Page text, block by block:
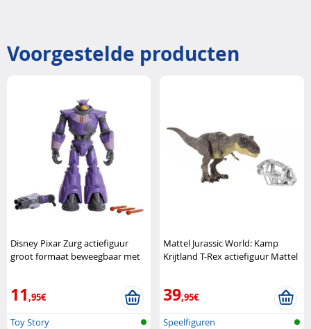
Voorgestelde producten
Disney Pixar Zurg actiefiguur
groot formaat beweegbaar met
11,95€
Toy Story
Mattel Jurassic World: Kamp
Krijtland T-Rex actiefiguur Mattel
39,95€
Speelfiguren